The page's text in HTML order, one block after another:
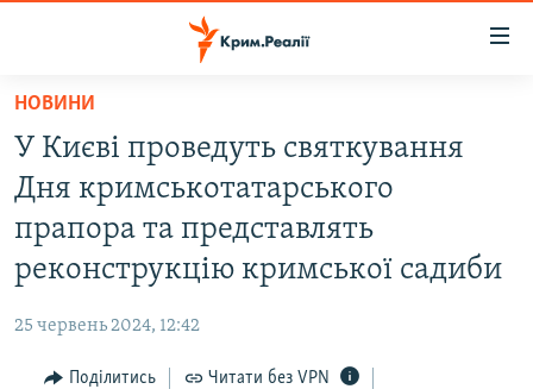
Перейти
основного
матеріалу
до
основної
Перейти
ВІДЕО ТА ФОТО
ПОГЛЯД
ІНТЕРВ'Ю
НОВИНИ
У Києві проведуть святкування
Дня кримськотатарського
прапора та представлять
реконструкцію кримської садиби
25 червень 2024, 12:42
Поділитись Читати без VPN